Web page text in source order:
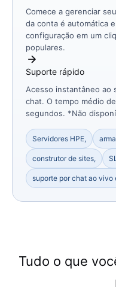
Comece a gerenciar
da conta é automática
configuração em um
populares.
Suporte rápido
Acesso instantâneo
chat. O tempo médio
segundos. *Não
Servidores HPE,
construtor de sites,
suporte por chat ao vivo
Tudo o que